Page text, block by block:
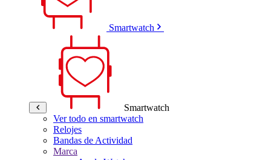
Smartwatch
Smartwatch
Ver todo en smartwatch
Relojes
Bandas de Actividad
Marca